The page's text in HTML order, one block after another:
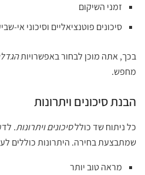
זמני השיקום
סיכונים פוטנציאליים וסיכוני אי-
בכך, אתה מוכן לבחור באפשרויות
מחפש.
הבנת סיכונים ויתרונות
כל ניתוח שד כוללסיכונים ויתרונות.
שמתבצעת בחירה. היתרונות כוללים
מראה טוב יותר